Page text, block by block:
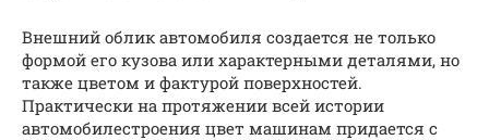
Внешний облик автомобиля создается не только
формой его кузова или характерными деталями, но
также цветом и фактурой поверхностей.
Практически на протяжении всей истории
автомобилестроения цвет машинам придается с